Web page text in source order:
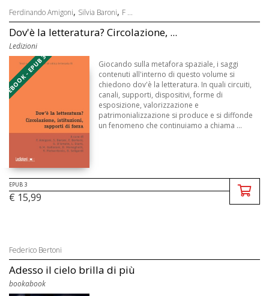
Ferdinando Amigoni, Silvia Baroni, F ...
Dov'è la letteratura? Circolazione, ...
Ledizioni
EBOOK - EPUB 3
Giocando sulla metafora spaziale, i saggi
contenuti all'interno di questo volume si
chiedono dov'è la letteratura. In quali circuiti,
canali, supporti, dispositivi, forme di
esposizione, valorizzazione e
patrimonializzazione si produce e si diffonde
un fenomeno che continuiamo a chiama ...
EPUB 3
€ 15,99
Federico Bertoni
Adesso il cielo brilla di più
bookabook